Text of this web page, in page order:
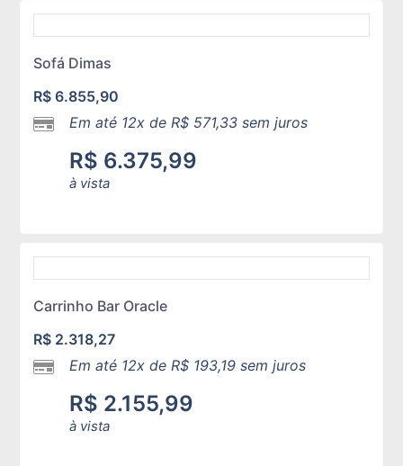
Sofá Dimas
R$ 6.855,90
Em até 12x deR$ 571,33 sem juros
R$ 6.375,99
à vista
Carrinho Bar Oracle
R$ 2.318,27
Em até 12x deR$ 193,19 sem juros
R$ 2.155,99
à vista